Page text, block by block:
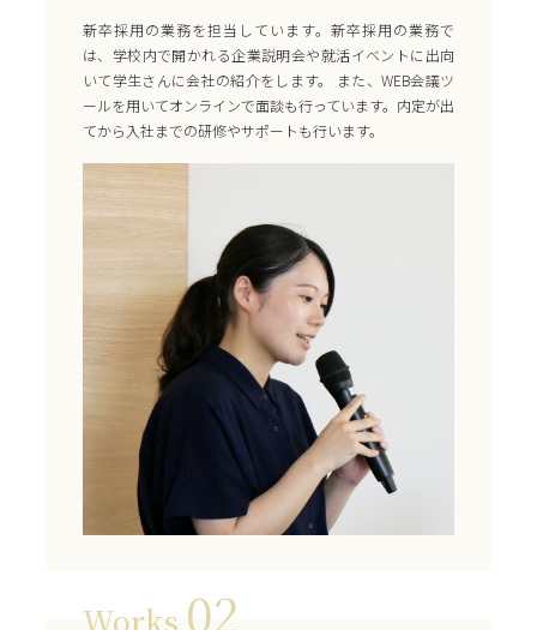
新卒採用の業務を担当しています。新卒採用の業務で
は、学校内で開かれる企業説明会や就活イベントに出向
いて学生さんに会社の紹介をします。 また、WEB会議ツ
ールを用いてオンラインで面談も行っています。内定が出
てから入社までの研修やサポートも行います。
Works 02